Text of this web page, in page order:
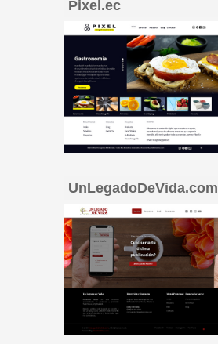
Pixel.ec
UnLegadoDeVida.com